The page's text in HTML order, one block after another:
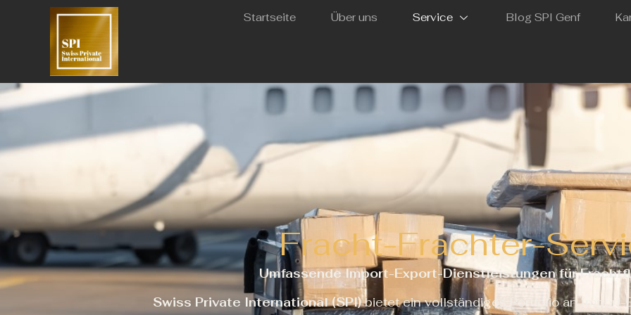
Startseite Über uns Service Blog SPI Genf
Fracht-Frachter-
Umfassende Import-Export-Dienstleistungen für
Swiss Private International (SPI)bietet ein vollständiges Portfolio an